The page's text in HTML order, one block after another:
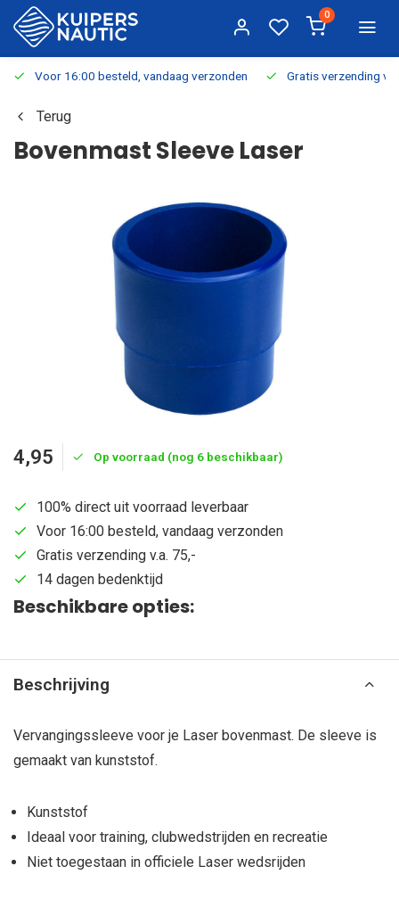
0
Voor 16:00 besteld, vandaag verzonden Gratis verzending
Terug
Bovenmast Sleeve Laser
4,95 Op voorraad (nog 6 beschikbaar)
100% direct uit voorraad leverbaar
Voor 16:00 besteld, vandaag verzonden
Gratis verzending v.a. 75,-
14 dagen bedenktijd
Beschikbare opties:
Beschrijving
Vervangingssleeve voor je Laser bovenmast. De sleeve is
gemaakt van kunststof.
Kunststof
Ideaal voor training, clubwedstrijden en recreatie
Niet toegestaan in officiele Laser wedsrijden